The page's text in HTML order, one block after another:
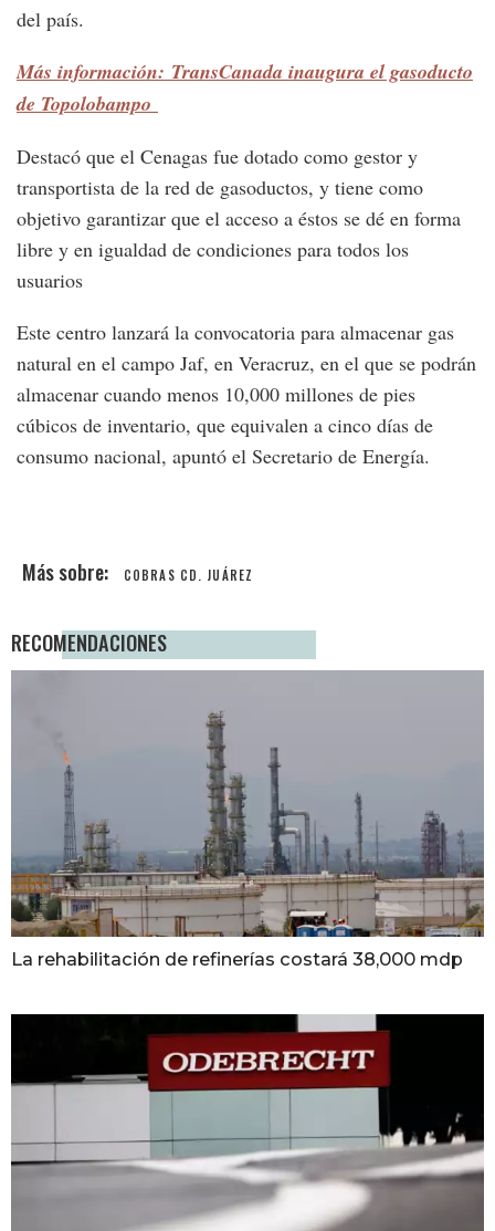
del país.
Más información: TransCanada inaugura el gasoducto
de Topolobampo
Destacó que el Cenagas fue dotado como gestor y
transportista de la red de gasoductos, y tiene como
objetivo garantizar que el acceso a éstos se dé en forma
libre y en igualdad de condiciones para todos los
usuarios
Este centro lanzará la convocatoria para almacenar gas
natural en el campo Jaf, en Veracruz, en el que se podrán
almacenar cuando menos 10,000 millones de pies
cúbicos de inventario, que equivalen a cinco días de
consumo nacional, apuntó el Secretario de Energía.
COBRAS CD. JUÁREZ
RECOMENDACIONES
La rehabilitación de refinerías costará 38,000 mdp